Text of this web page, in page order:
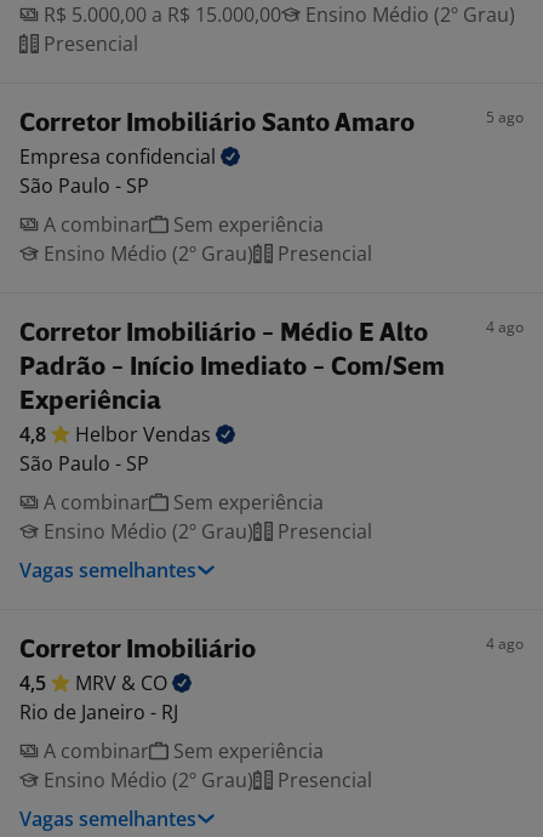
R$ 5.000,00 a R$ 15.000,00
Ensino Médio (2º Grau)
Presencial
Corretor Imobiliário Santo Amaro 5 ago
Empresa confidencial
São Paulo - SP
A combinar
Sem experiência
Ensino Médio (2º Grau)
Presencial
Corretor Imobiliário - Médio E Alto
Padrão - Início Imediato - Com/Sem
Experiência
4 ago
4,8 HelborVendas
São Paulo - SP
A combinar
Sem experiência
Ensino Médio (2º Grau)
Presencial
Vagas semelhantes
Corretor Imobiliário 4 ago
4,5 MRV & CO
Rio de Janeiro - RJ
A combinar
Sem experiência
Ensino Médio (2º Grau)
Presencial
Vagas semelhantes